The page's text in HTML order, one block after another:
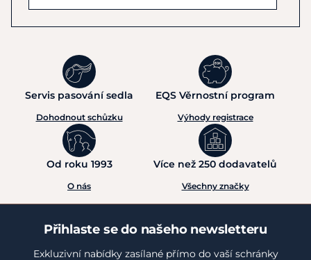
Servis pasování sedla
Dohodnout schůzku
EQS Věrnostní program
Výhody registrace
Od roku 1993
O nás
Více než 250 dodavatelů
Všechny značky
Přihlaste se do našeho newsletteru
Exkluzivní nabídky zasílané přímo do vaší schránky